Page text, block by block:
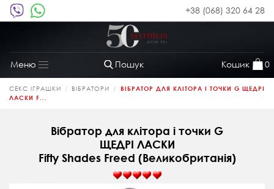
+38 (068) 320 64 28
Пошук Кошик 0
Меню
Toggle
navigation
СЕКС ІГРАШКИ ВІБРАТОРИ
ВІБРАТОР ДЛЯ КЛІТОРА І ТОЧКИ G ЩЕДРІ
ЛАСКИ F...
Вібратор для клітора і точки G
ЩЕДРІ ЛАСКИ
Fifty Shades Freed (Великобританія)